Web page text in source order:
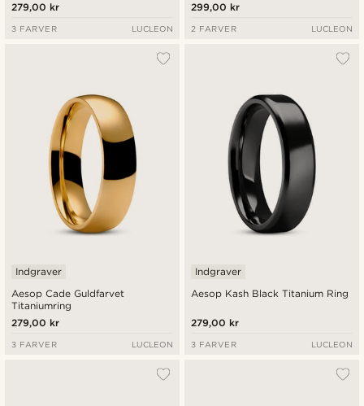
279,00 kr
3 FARVER LUCLEON
299,00 kr
2 FARVER LUCLEON
Aesop Cade Guldfarvet
Titaniumring
Indgraver
279,00 kr
3 FARVER LUCLEON
Aesop Kash Black Titanium Ring
Indgraver
279,00 kr
3 FARVER LUCLEON